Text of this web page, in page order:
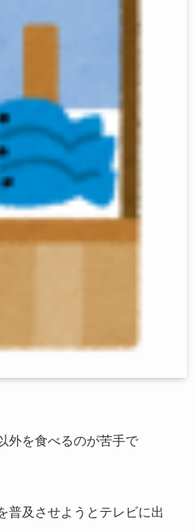
外を食べるのが苦手で
普及させようとテレビに出